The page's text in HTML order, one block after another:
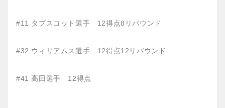
#11 タプスコット選手 12得点8リバウンド
#32 ウィリアムス選手 12得点12リバウンド
#41 高田選手 12得点